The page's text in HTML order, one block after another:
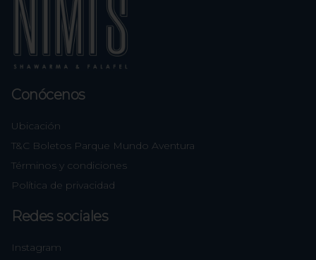
Conócenos
Ubicación
T&C Boletos Parque Mundo Aventura
Términos y condiciones
Política de privacidad
Redes sociales
Instagram